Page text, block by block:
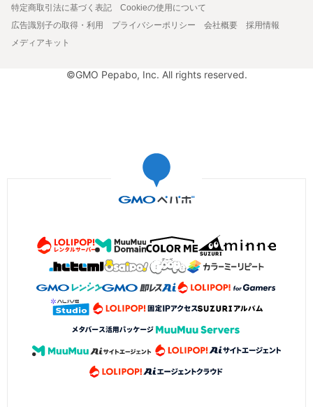
特定商取引法に基づく表記
Cookieの使用について
広告識別子の取得・利用
プライバシーポリシー 会社概要
採用情報
メディアキット
©GMO Pepabo, Inc. All rights reserved.